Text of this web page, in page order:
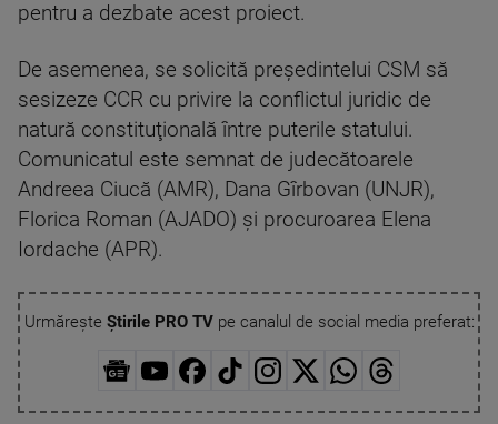
pentru a dezbate acest proiect.
De asemenea, se solicită preşedintelui CSM să
sesizeze CCR cu privire la conflictul juridic de
natură constituţională între puterile statului.
Comunicatul este semnat de judecătoarele
Andreea Ciucă (AMR), Dana Gîrbovan (UNJR),
Florica Roman (AJADO) şi procuroarea Elena
Iordache (APR).
Urmărește Știrile PRO TVpe canalul de social media preferat: